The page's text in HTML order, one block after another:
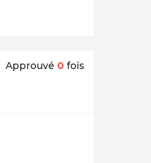
Approuvé 0 fois